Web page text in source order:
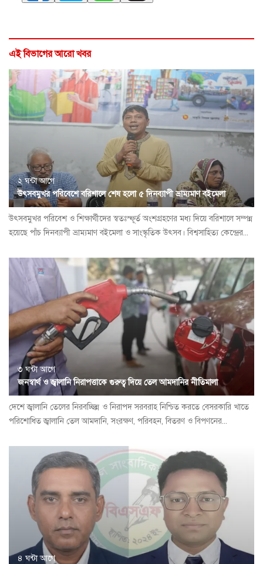
এই বিভাগের আরো খবর
২ ঘন্টা আগে
উৎসবমুখর পরিবেশে বরিশালে শেষ হলো ৫ দিনব্যাপী ভ্রাম্যমাণ বইমেলা
উৎসবমুখর পরিবেশ ও শিক্ষার্থীদের স্বতঃস্ফূর্ত অংশগ্রহণের মধ্য দিয়ে বরিশালে সম্পন্ন
হয়েছে পাঁচ দিনব্যাপী ভ্রাম্যমাণ বইমেলা ও সাংস্কৃতিক উৎসব। বিশ্বসাহিত্য কেন্দ্রের...
৩ ঘন্টা আগে
জনস্বার্থ ও জ্বালানি নিরাপত্তাকে গুরুত্ব দিয়ে তেল আমদানির নীতিমালা
দেশে জ্বালানি তেলের নিরবচ্ছিন্ন ও নিরাপদ সরবরাহ নিশ্চিত করতে বেসরকারি খাতে
পরিশোধিত জ্বালানি তেল আমদানি, সংরক্ষণ, পরিবহন, বিতরণ ও বিপণনের...
৪ ঘন্টা আগে